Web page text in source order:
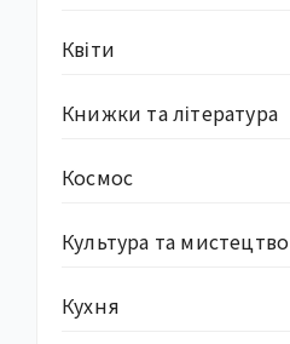
Квіти
Книжки та література
Космос
Культура та мистецтво
Кухня